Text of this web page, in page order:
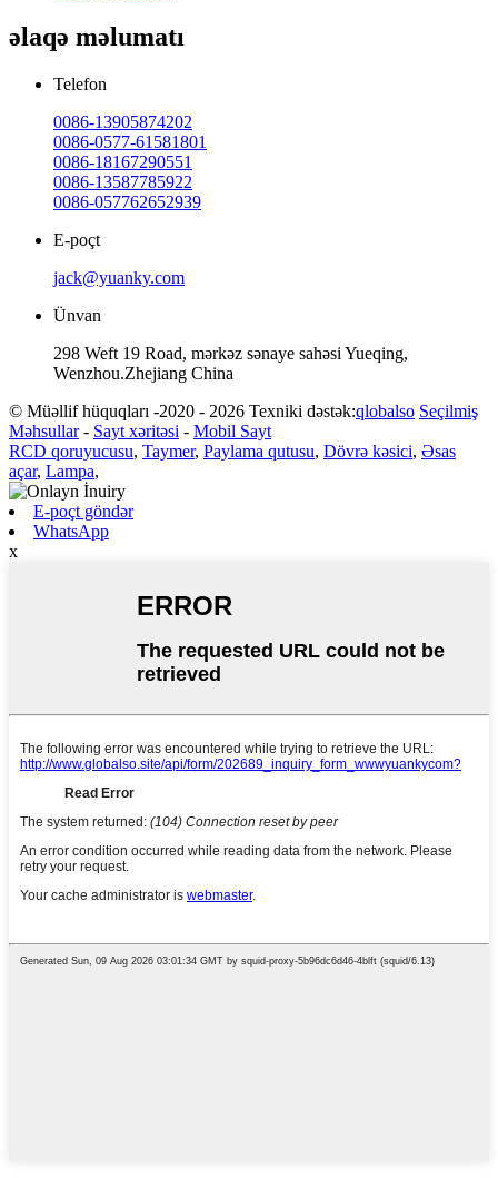
əlaqə məlumatı
Telefon
0086-13905874202
0086-0577-61581801
0086-18167290551
0086-13587785922
0086-057762652939
E-poçt
jack@yuanky.com
Ünvan
298 Weft 19 Road, mərkəz sənaye sahəsi Yueqing,
Wenzhou.Zhejiang China
© Müəllif hüquqları -2020 - 2026 Texniki dəstək:qlobalso Seçilmiş
Məhsullar- Sayt xəritəsi - Mobil Sayt
RCD qoruyucusu, Taymer, Paylama qutusu, Dövrə kəsici, Əsas
açar, Lampa,
E-poçt göndər
WhatsApp
x